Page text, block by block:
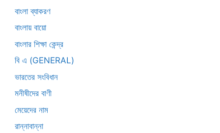
বাংলা ব্যাকরণ
বাংলায় বায়ো
বাংলার শিক্ষা কেন্দ্র
বি এ (GENERAL)
ভারতের সংবিধান
মনীষীদের বাণী
মেয়েদের নাম
রান্নাবান্না